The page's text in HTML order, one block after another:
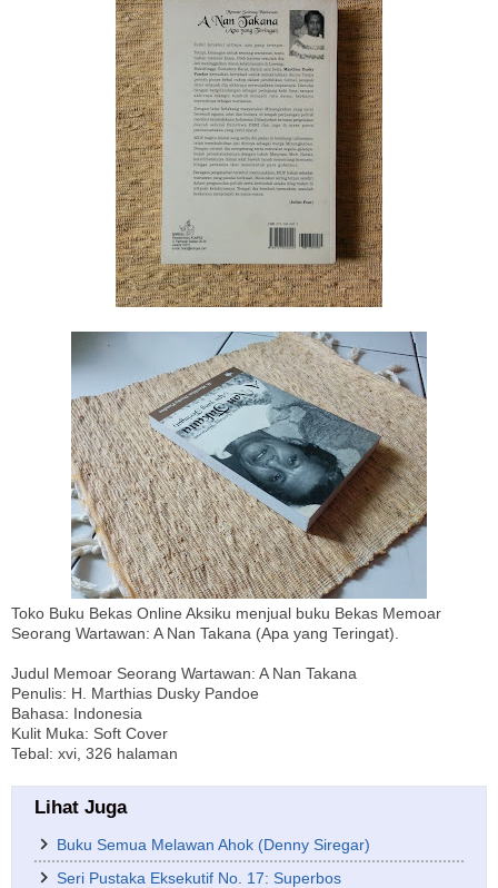
Toko Buku Bekas Online Aksiku menjual buku Bekas Memoar
Seorang Wartawan: A Nan Takana (Apa yang Teringat).
Judul Memoar Seorang Wartawan: A Nan Takana
Penulis: H. Marthias Dusky Pandoe
Bahasa: Indonesia
Kulit Muka: Soft Cover
Tebal: xvi, 326 halaman
Lihat Juga
Buku Semua Melawan Ahok (Denny Siregar)
Seri Pustaka Eksekutif No. 17: Superbos